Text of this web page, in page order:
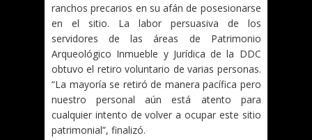
ranchos precarios en su afán de posesionarse
en el sitio. La labor persuasiva de los
servidores de las áreas de Patrimonio
Arqueológico Inmueble y Jurídica de la DDC
obtuvo el retiro voluntario de varias personas.
“La mayoría se retiró de manera pacífica pero
nuestro personal aún está atento para
cualquier intento de volver a ocupar este sitio
patrimonial”, finalizó.